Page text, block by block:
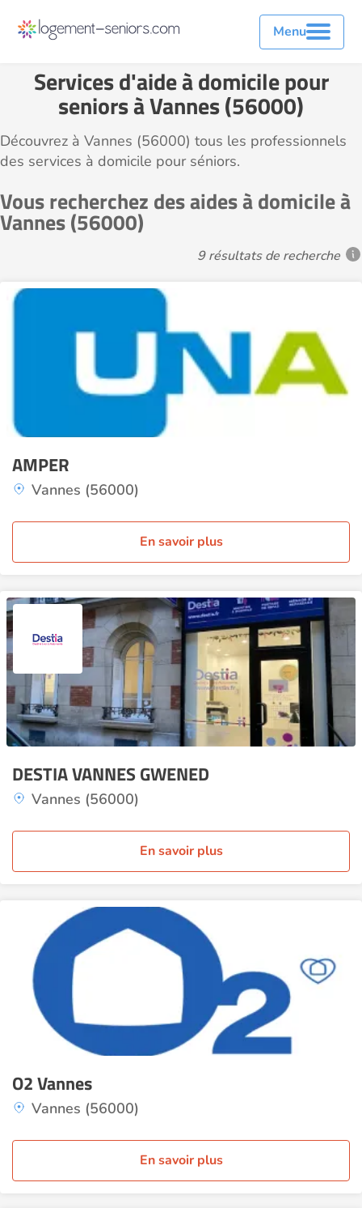
Menu
Services d'aide à domicile pour
seniors à Vannes (56000)
Découvrez à Vannes (56000) tous les professionnels
des services à domicile pour séniors.
Vous recherchez des aides à domicile à
Vannes (56000)
9 résultats de recherche
AMPER
Vannes (56000)
En savoir plus
DESTIA VANNES GWENED
Vannes (56000)
En savoir plus
O2 Vannes
Vannes (56000)
En savoir plus